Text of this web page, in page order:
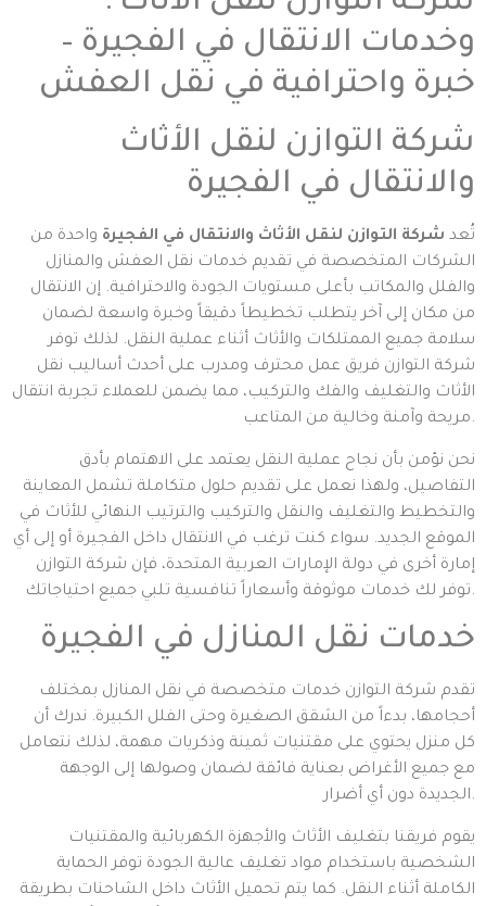
وخدمات الانتقال في الفجيرة –
خبرة واحترافية في نقل العفش
شركة التوازن لنقل الأثاث
والانتقال في الفجيرة
تُعد شركة التوازن لنقل الأثاث والانتقال في الفجيرة واحدة من
الشركات المتخصصة في تقديم خدمات نقل العفش والمنازل
والفلل والمكاتب بأعلى مستويات الجودة والاحترافية. إن الانتقال
من مكان إلى آخر يتطلب تخطيطاً دقيقاً وخبرة واسعة لضمان
سلامة جميع الممتلكات والأثاث أثناء عملية النقل. لذلك توفر
شركة التوازن فريق عمل محترف ومدرب على أحدث أساليب نقل
الأثاث والتغليف والفك والتركيب، مما يضمن للعملاء تجربة انتقال
مريحة وآمنة وخالية من المتاعب.
نحن نؤمن بأن نجاح عملية النقل يعتمد على الاهتمام بأدق
التفاصيل، ولهذا نعمل على تقديم حلول متكاملة تشمل المعاينة
والتخطيط والتغليف والنقل والتركيب والترتيب النهائي للأثاث في
الموقع الجديد. سواء كنت ترغب في الانتقال داخل الفجيرة أو إلى أي
إمارة أخرى في دولة الإمارات العربية المتحدة، فإن شركة التوازن
توفر لك خدمات موثوقة وأسعاراً تنافسية تلبي جميع احتياجاتك.
خدمات نقل المنازل في الفجيرة
تقدم شركة التوازن خدمات متخصصة في نقل المنازل بمختلف
أحجامها، بدءاً من الشقق الصغيرة وحتى الفلل الكبيرة. ندرك أن
كل منزل يحتوي على مقتنيات ثمينة وذكريات مهمة، لذلك نتعامل
مع جميع الأغراض بعناية فائقة لضمان وصولها إلى الوجهة
الجديدة دون أي أضرار.
يقوم فريقنا بتغليف الأثاث والأجهزة الكهربائية والمقتنيات
الشخصية باستخدام مواد تغليف عالية الجودة توفر الحماية
الكاملة أثناء النقل. كما يتم تحميل الأثاث داخل الشاحنات بطريقة